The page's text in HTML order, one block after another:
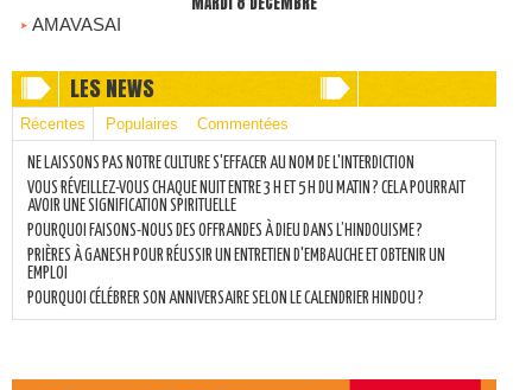
AMAVASAI
LES NEWS
Récentes Populaires Commentées
NE LAISSONS PAS NOTRE CULTURE S'EFFACER AU NOM DE L'INTERDICTION
VOUS RÉVEILLEZ-VOUS CHAQUE NUIT ENTRE 3 H ET 5 H DU MATIN ? CELA POURRAIT
AVOIR UNE SIGNIFICATION SPIRITUELLE
POURQUOI FAISONS-NOUS DES OFFRANDES À DIEU DANS L’HINDOUISME ?
PRIÈRES À GANESH POUR RÉUSSIR UN ENTRETIEN D'EMBAUCHE ET OBTENIR UN
EMPLOI
POURQUOI CÉLÉBRER SON ANNIVERSAIRE SELON LE CALENDRIER HINDOU ?